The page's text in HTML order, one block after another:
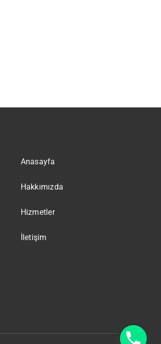
Anasayfa
Hakkımızda
Hizmetler
İletişim